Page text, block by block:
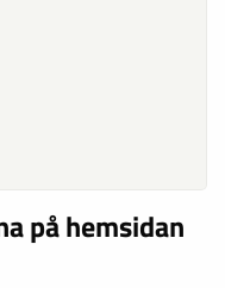
på hemsidan